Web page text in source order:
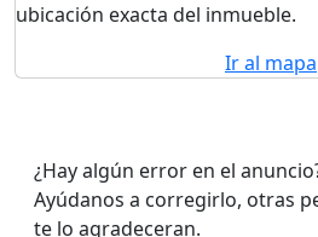
ubicación exacta del inmueble.
Ir al mapa
¿Hay algún error en el
Ayúdanos a corregirlo, otras
te lo agradeceran.